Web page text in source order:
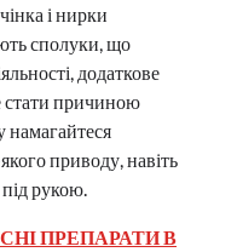
і нирки
сполуки, що
додаткове
стати причиною
намагайтеся
приводу, навіть
рукою.
ПРЕПАРАТИ В